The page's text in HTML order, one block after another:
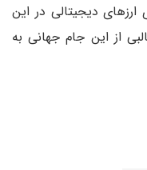
ارزهای دیجیتالی در این
از این جام جهانی به